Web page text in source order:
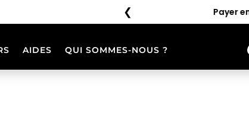
❮ Payer
AIDES QUI SOMMES-NOUS ?